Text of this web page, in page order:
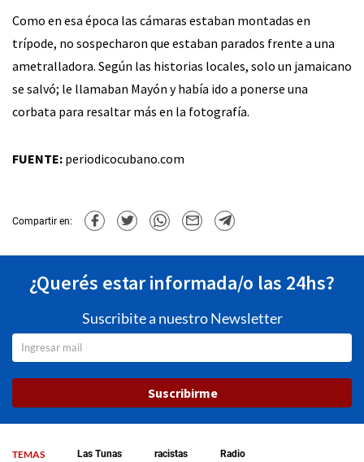
Como en esa época las cámaras estaban montadas en
trípode, no sospecharon que estaban parados frente a una
ametralladora. Según las historias locales, solo un jamaicano
se salvó; le llamaban Mayón y había ido a ponerse una
corbata para resaltar más en la fotografía.
FUENTE: periodicocubano.com
Compartir en:
¿Querés estar informada/o las 24hs?
Suscribite a nuestro Newsletter
Suscribirme
TEMAS Las Tunas racistas Radio